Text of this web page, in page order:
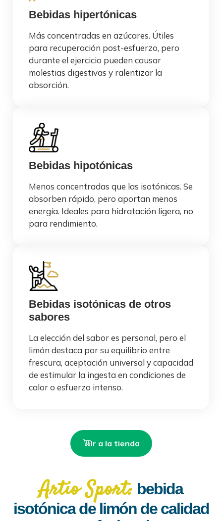
Bebidas hipertónicas
Más concentradas en azúcares. Útiles
para recuperación post-esfuerzo, pero
durante el ejercicio pueden causar
molestias digestivas y ralentizar la
absorción.
Bebidas hipotónicas
Menos concentradas que las isotónicas. Se
absorben rápido, pero aportan menos
energía. Ideales para hidratación ligera, no
para rendimiento.
Bebidas isotónicas de otros
sabores
La elección del sabor es personal, pero el
limón destaca por su equilibrio entre
frescura, aceptación universal y capacidad
de estimular la ingesta en condiciones de
calor o esfuerzo intenso.
Ir a la tienda
Artio Sport: bebida
isotónica de limón de calidad